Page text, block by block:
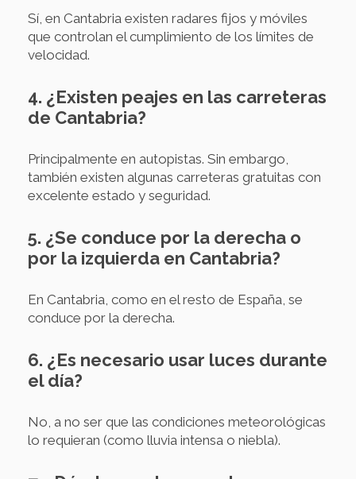
Sí, en Cantabria existen radares fijos y móviles
que controlan el cumplimiento de los límites de
velocidad.
4. ¿Existen peajes en las carreteras
de Cantabria?
Principalmente en autopistas. Sin embargo,
también existen algunas carreteras gratuitas con
excelente estado y seguridad.
5. ¿Se conduce por la derecha o
por la izquierda en Cantabria?
En Cantabria, como en el resto de España, se
conduce por la derecha.
6. ¿Es necesario usar luces durante
el día?
No, a no ser que las condiciones meteorológicas
lo requieran (como lluvia intensa o niebla).